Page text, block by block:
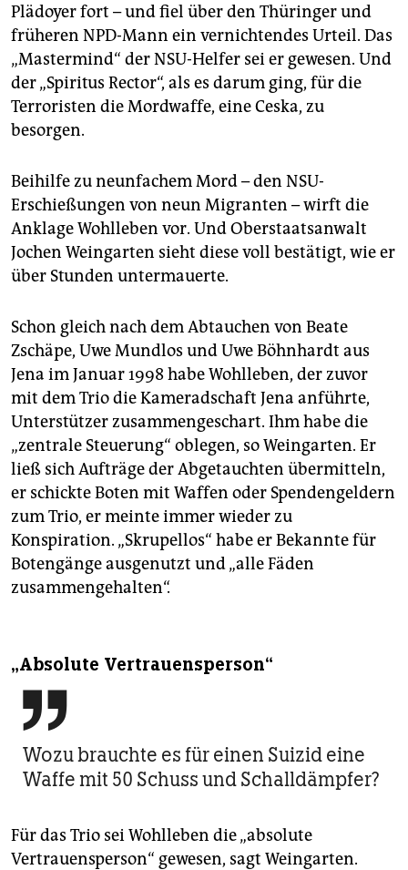
Plädoyer fort – und fiel über den Thüringer und
früheren NPD-Mann ein vernichtendes Urteil. Das
„Mastermind“ der NSU-Helfer sei er gewesen. Und
der „Spiritus Rector“, als es darum ging, für die
Terroristen die Mordwaffe, eine Ceska, zu
besorgen.
Beihilfe zu neunfachem Mord – den NSU-
Erschießungen von neun Migranten – wirft die
Anklage Wohlleben vor. Und Oberstaatsanwalt
Jochen Weingarten sieht diese voll bestätigt, wie er
über Stunden untermauerte.
Schon gleich nach dem Abtauchen von Beate
Zschäpe, Uwe Mundlos und Uwe Böhnhardt aus
Jena im Januar 1998 habe Wohlleben, der zuvor
mit dem Trio die Kameradschaft Jena anführte,
Unterstützer zusammengeschart. Ihm habe die
„zentrale Steuerung“ oblegen, so Weingarten. Er
ließ sich Aufträge der Abgetauchten übermitteln,
er schickte Boten mit Waffen oder Spendengeldern
zum Trio, er meinte immer wieder zu
Konspiration. „Skrupellos“ habe er Bekannte für
Botengänge ausgenutzt und „alle Fäden
zusammengehalten“.
„Absolute Vertrauensperson“

Wozu brauchte es für einen Suizid eine
Waffe mit 50 Schuss und Schalldämpfer?
Für das Trio sei Wohlleben die „absolute
Vertrauensperson“ gewesen, sagt Weingarten.